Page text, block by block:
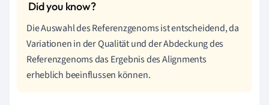
Die Auswahl des Referenzgenoms ist entscheidend, da
Variationen in der Qualität und der Abdeckung des
Referenzgenoms das Ergebnis des Alignments
erheblich beeinflussen können.